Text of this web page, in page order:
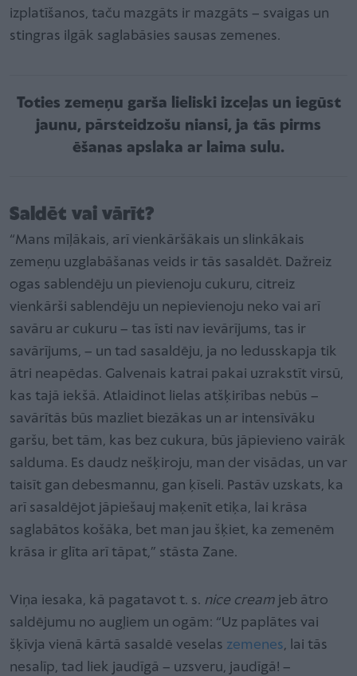
izplatīšanos, taču mazgāts ir mazgāts – svaigas un
stingras ilgāk saglabāsies sausas zemenes.
Toties zemeņu garša lieliski izceļas un iegūst
jaunu, pārsteidzošu niansi, ja tās pirms
ēšanas apslaka ar laima sulu.
Saldēt vai vārīt?
“Mans mīļākais, arī vienkāršākais un slinkākais
zemeņu uzglabāšanas veids ir tās sasaldēt. Dažreiz
ogas sablendēju un pievienoju cukuru, citreiz
vienkārši sablendēju un nepievienoju neko vai arī
savāru ar cukuru – tas īsti nav ievārījums, tas ir
savārījums, – un tad sasaldēju, ja no ledusskapja tik
ātri neapēdas. Galvenais katrai pakai uzrakstīt virsū,
kas tajā iekšā. Atlaidinot lielas atšķirības nebūs –
savārītās būs mazliet biezākas un ar intensīvāku
garšu, bet tām, kas bez cukura, būs jāpievieno vairāk
salduma. Es daudz nešķiroju, man der visādas, un var
taisīt gan debesmannu, gan ķīseli. Pastāv uzskats, ka
arī sasaldējot jāpiešauj maķenīt etiķa, lai krāsa
saglabātos košāka, bet man jau šķiet, ka zemenēm
krāsa ir glīta arī tāpat,” stāsta Zane.
Viņa iesaka, kā pagatavot t. s. nice cream jeb ātro
saldējumu no augļiem un ogām: “Uz paplātes vai
šķīvja vienā kārtā sasaldē veselas zemenes, lai tās
nesalīp, tad liek jaudīgā – uzsveru, jaudīgā! –